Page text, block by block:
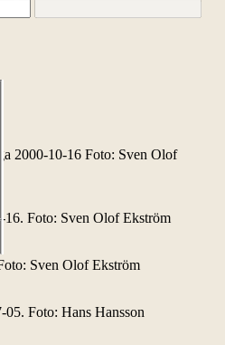
2000-10-16 Foto: Sven Olof
16. Foto: Sven Olof Ekström
Sven Olof Ekström
Foto: Hans Hansson